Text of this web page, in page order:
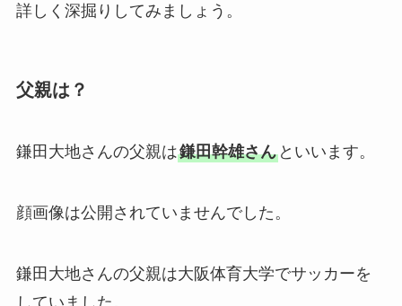
詳しく深掘りしてみましょう。
父親は？
鎌田大地さんの父親は鎌田幹雄さんといいます。
顔画像は公開されていませんでした。
鎌田大地さんの父親は大阪体育大学でサッカーを
していました。